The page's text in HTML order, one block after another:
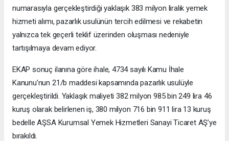
numarasıyla gerçekleştirdiği yaklaşık 383 milyon liralık yemek
hizmeti alımı, pazarlık usulünün tercih edilmesi ve rekabetin
yalnızca tek geçerli teklif üzerinden oluşması nedeniyle
tartışılmaya devam ediyor.
EKAP sonuç ilanına göre ihale, 4734 sayılı Kamu İhale
Kanunu’nun 21/b maddesi kapsamında pazarlık usulüyle
gerçekleştirildi. Yaklaşık maliyeti 382 milyon 985 bin 249 lira 46
kuruş olarak belirlenen iş, 380 milyon 716 bin 911 lira 13 kuruş
bedelle AŞSA Kurumsal Yemek Hizmetleri Sanayi Ticaret AŞ’ye
bırakıldı.